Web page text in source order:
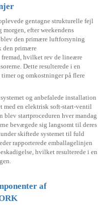
gentagne strukturelle fejl
morgen, efter weekendens
den primære luftforsyning
den primære
hvilket rev de lineære
Dette resulterede i en
og omkostninger på flere
og anbefalede installation
med en elektrisk soft-start-ventil
blev startproceduren hver mandag
bevægede sig langsomt til deres
skiftede systemet til fuld
rapporterede emballagelinjen
hvilket resulterede i en
af